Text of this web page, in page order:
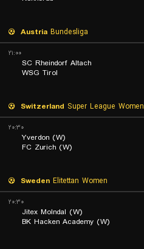
Austria Bundesliga
۲۱:۰۰
SC Rheindorf Altach
WSG Tirol
Switzerland Super League Women
۲۰:۳۰
Yverdon (W)
FC Zurich (W)
Sweden Elitettan Women
۲۰:۳۰
Jitex Molndal (W)
BK Hacken Academy (W)